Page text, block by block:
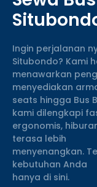
Ingin perjalanan
Situbondo? Kami
menawarkan
menyediakan
seats hingga Bus
kami dilengkapi
ergonomis,
terasa lebih
menyenangkan.
kebutuhan Anda
hanya di sini.